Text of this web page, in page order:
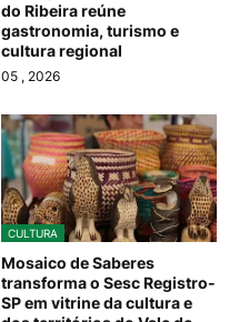
do Ribeira reúne
gastronomia, turismo e
cultura regional
05 , 2026
CULTURA
Mosaico de Saberes
transforma o Sesc Registro-
SP em vitrine da cultura e